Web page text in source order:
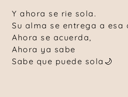
Y ahora se rie sola.
Su alma se entrega a esa
Ahora se acuerda,
Ahora ya sabe
Sabe que puede sola🌙